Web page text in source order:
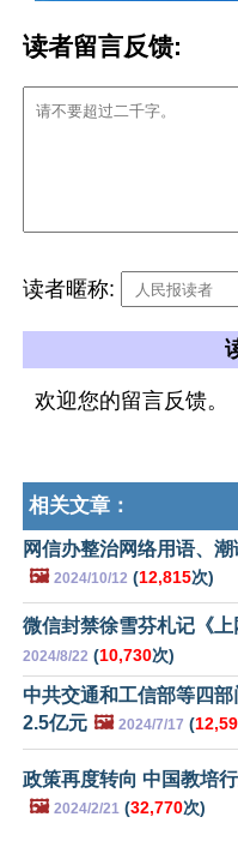
读者留言反馈:
读者暱称:
欢迎您的留言反馈。
相关文章：
网信办整治网络用语、
🖼️ 2024/10/12 (12,815次)
微信封禁徐雪芬札记《上
2024/8/22 (10,730次)
中共交通和工信部等四
2.5亿元 🖼️ 2024/7/17 (
政策再度转向 中国教培
🖼️ 2024/2/21 (32,770次)